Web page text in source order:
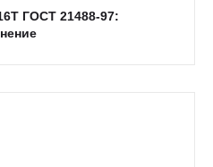
ГОСТ 21488-97: